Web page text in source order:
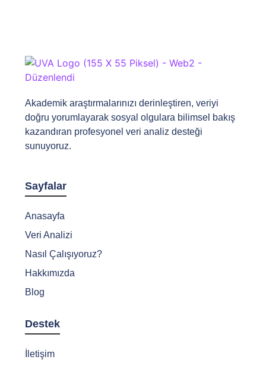
Akademik araştırmalarınızı derinleştiren, veriyi
doğru yorumlayarak sosyal olgulara bilimsel bakış
kazandıran profesyonel veri analiz desteği
sunuyoruz.
Sayfalar
Anasayfa
Veri Analizi
Nasıl Çalışıyoruz?
Hakkımızda
Blog
Destek
İletişim